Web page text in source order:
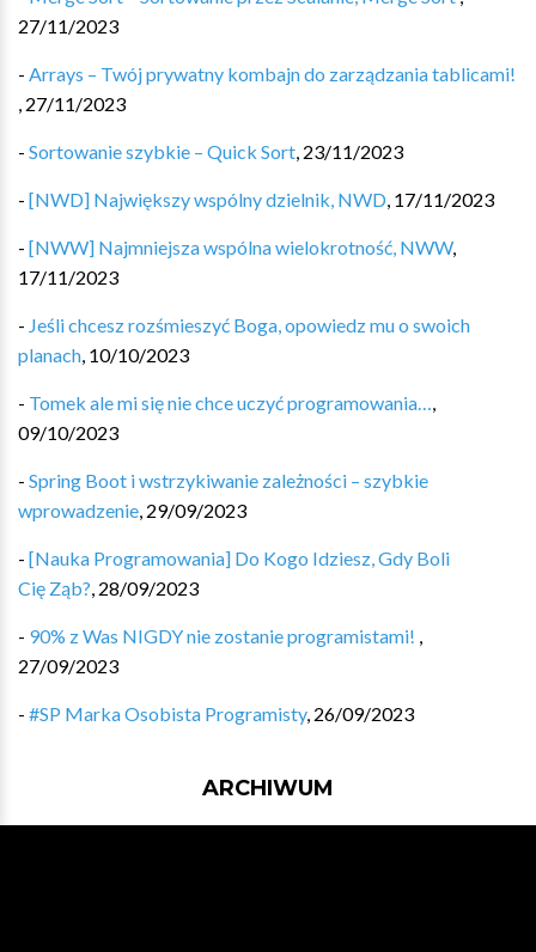
27/11/2023
- Arrays – Twój prywatny kombajn do zarządzania tablicami!
, 27/11/2023
- Sortowanie szybkie – Quick Sort, 23/11/2023
- [NWD] Największy wspólny dzielnik, NWD, 17/11/2023
- [NWW] Najmniejsza wspólna wielokrotność, NWW,
17/11/2023
- Jeśli chcesz rozśmieszyć Boga, opowiedz mu o swoich
planach, 10/10/2023
- Tomek ale mi się nie chce uczyć programowania…,
09/10/2023
- Spring Boot i wstrzykiwanie zależności – szybkie
wprowadzenie, 29/09/2023
- [Nauka Programowania] Do Kogo Idziesz, Gdy Boli
Cię Ząb?, 28/09/2023
- 90% z Was NIGDY nie zostanie programistami! ,
27/09/2023
- #SP Marka Osobista Programisty, 26/09/2023
ARCHIWUM